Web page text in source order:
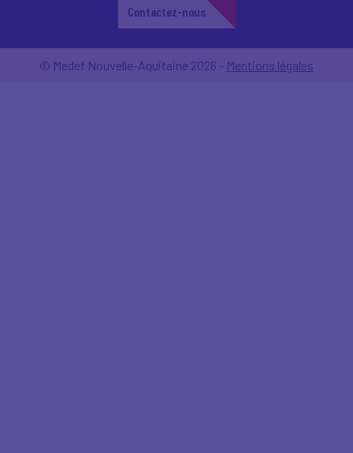
Contactez-nous
© Medef Nouvelle-Aquitaine 2026 - Mentions légales